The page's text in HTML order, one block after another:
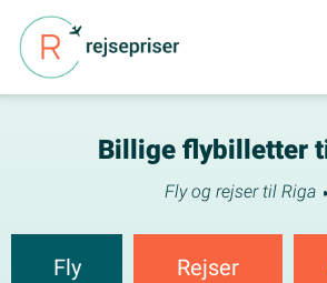
Billige flybilletter
Fly og rejser til Riga
Fly Rejser